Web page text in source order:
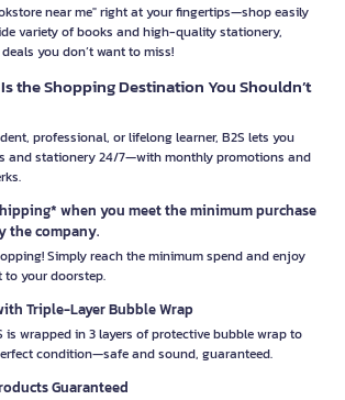
near me" right at your fingertips—shop easily
variety of books and high-quality stationery,
you don’t want to miss!
the Shopping Destination You Shouldn’t
professional, or lifelong learner, B2S lets you
and stationery 24/7—with monthly promotions and
when you meet the minimum purchase
the company.
Simply reach the minimum spend and enjoy
your doorstep.
Triple-Layer Bubble Wrap
is wrapped in 3 layers of protective bubble wrap to
condition—safe and sound, guaranteed.
Guaranteed